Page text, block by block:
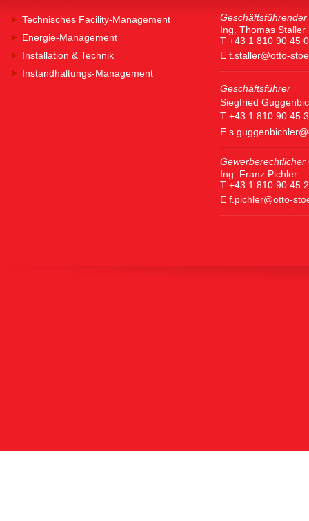
Technisches Facility-Management
Energie-Management
Installation & Technik
Instandhaltungs-Management
Ing. Thomas Staller
T +43 1 810 90 45 0
E t.staller@otto-
Geschäftsführer
Siegfried
T +43 1 810 90 45
E
Gewerberechtlicher
Ing. Franz Pichler
T +43 1 810 90 45
E f.pichler@otto-